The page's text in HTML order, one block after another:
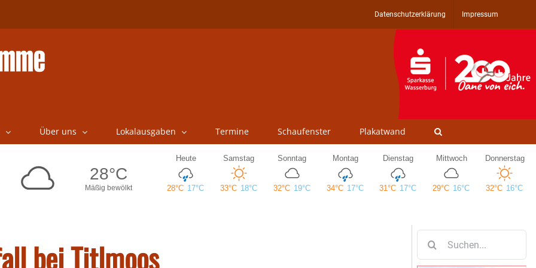
Datenschutzerklärung Impressum
Über uns Lokalausgaben Termine Schaufenster Plakatwand
bei Titlmoos
nach: